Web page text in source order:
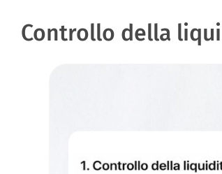
Controllo della